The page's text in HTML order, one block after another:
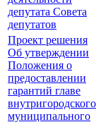
депутата Совета
депутатов
Проект решения
Об утверждении
Положения о
предоставлении
гарантий главе
внутригородского
муниципального